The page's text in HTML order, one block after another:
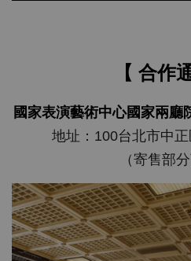
【 合作
國家表演藝術中心國家兩廳
地址： 100台北市中
（寄售部